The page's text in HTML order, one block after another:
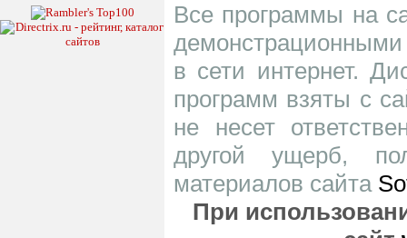
Все программы на
в сети интернет.
программ взяты с
не несет
другой ущерб,
материалов сайта
При